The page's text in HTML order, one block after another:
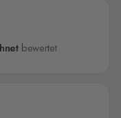
bewertet